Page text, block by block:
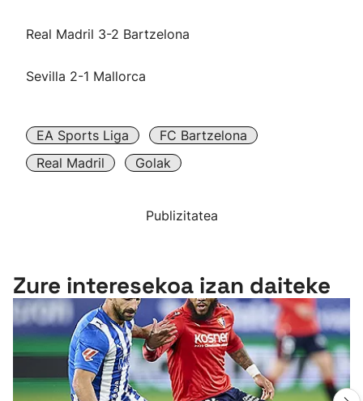
Real Madril 3-2 Bartzelona
Sevilla 2-1 Mallorca
EA Sports Liga
FC Bartzelona
Real Madril
Golak
Publizitatea
Zure interesekoa izan daiteke